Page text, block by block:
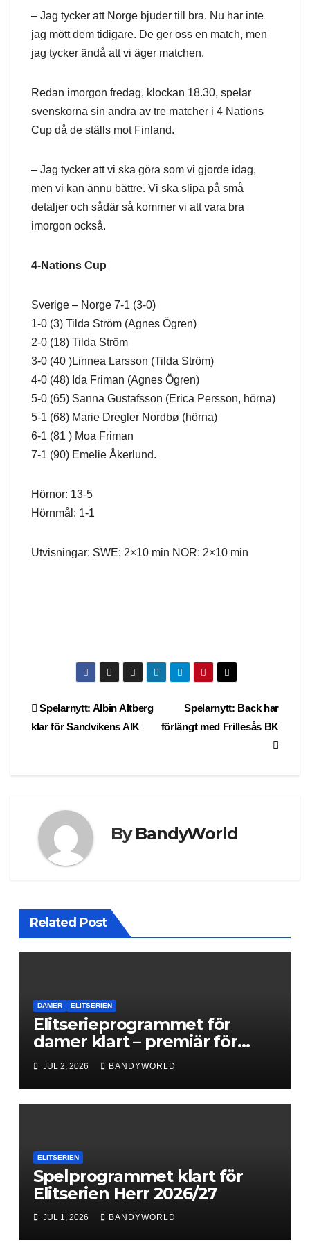
– Jag tycker att Norge bjuder till bra. Nu har inte
jag mött dem tidigare. De ger oss en match, men
jag tycker ändå att vi äger matchen.
Redan imorgon fredag, klockan 18.30, spelar
svenskorna sin andra av tre matcher i 4 Nations
Cup då de ställs mot Finland.
– Jag tycker att vi ska göra som vi gjorde idag,
men vi kan ännu bättre. Vi ska slipa på små
detaljer och sådär så kommer vi att vara bra
imorgon också.
4-Nations Cup
Sverige – Norge 7-1 (3-0)
1-0 (3) Tilda Ström (Agnes Ögren)
2-0 (18) Tilda Ström
3-0 (40 )Linnea Larsson (Tilda Ström)
4-0 (48) Ida Friman (Agnes Ögren)
5-0 (65) Sanna Gustafsson (Erica Persson, hörna)
5-1 (68) Marie Dregler Nordbø (hörna)
6-1 (81 ) Moa Friman
7-1 (90) Emelie Åkerlund.
Hörnor: 13-5
Hörnmål: 1-1
Utvisningar: SWE: 2×10 min NOR: 2×10 min
Post
Spelarnytt: Back har
förlängt med Frillesås BK
Spelarnytt: Albin Altberg
klar för Sandvikens AIK
ByBandyWorld
Related Post
DAMER ELITSERIEN
Elitserieprogrammet för
damer klart – premiär för
Next Level
JUL 2, 2026 BANDYWORLD
ELITSERIEN
Spelprogrammet klart för
Elitserien Herr 2026/27
JUL 1, 2026 BANDYWORLD